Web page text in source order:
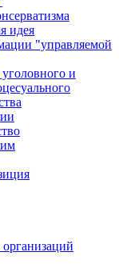
идея
"управляемой
и